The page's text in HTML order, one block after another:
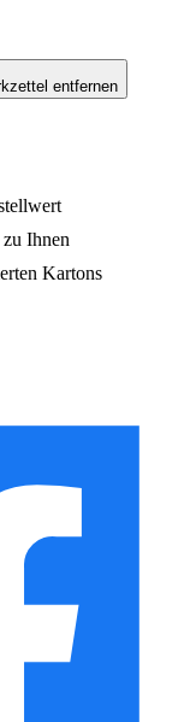
entfernen
Ihnen
Kartons